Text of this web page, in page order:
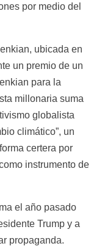
por medio del
ubicada en
un premio de un
para la
millonaria suma
globalista
climático”, un
certera por
instrumento de
el año pasado
Trump y a
propaganda.